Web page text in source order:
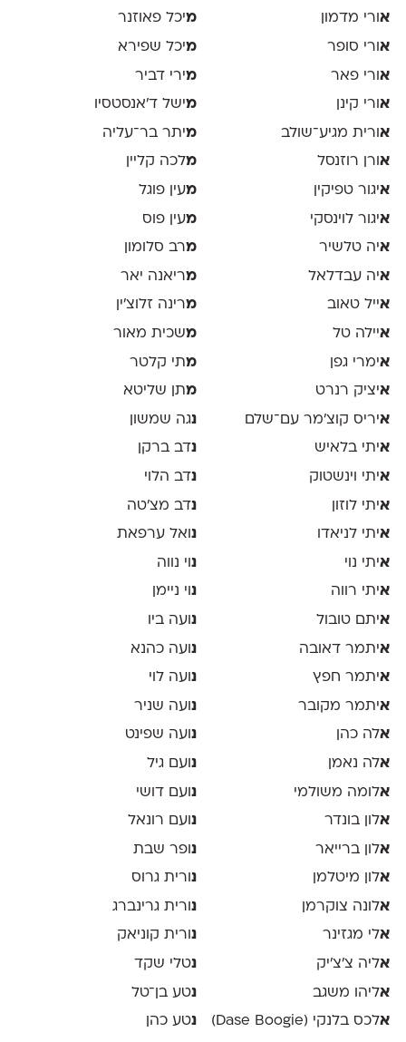
אורי מדמון
אורי סופר
אורי פאר
אורי קינן
אורית מגיע־שולב
אורן רוזנסל
איגור טפיקין
איגור לוינסקי
איה טלשיר
איה עבדלאל
אייל טאוב
איילה טל
אימרי גפן
איציק רנרט
איריס קוצ׳מר עם־שלם
איתי בלאיש
איתי וינשטוק
איתי לוזון
איתי לניאדו
איתי נוי
איתי רווה
איתם טובול
איתמר דאובה
איתמר חפץ
איתמר מקובר
אלה כהן
אלה נאמן
אלומה משולמי
אלון בונדר
אלון ברייאר
אלון מיטלמן
אלונה צוקרמן
אלי מגזינר
אליה צ׳צ׳יק
אליהו משגב
אלכס בלנקי (Dase Boogie)
מיכל פאוזנר
מיכל שפירא
מירי דביר
מישל ד׳אנסטסיו
מיתר בר־עליה
מלכה קליין
מעין פוגל
מעין פוס
מרב סלומון
מריאנה יאר
מרינה זלוצ׳ין
משכית מאור
מתי קלטר
מתן שליטא
נגה שמשון
נדב ברקן
נדב הלוי
נדב מצ׳טה
נ ואל ערפאת
נ וי נווה
נוי ניימן
נ ועה ביו
נועה כהנא
נ ועה לוי
נ ועה שניר
נועה שפינט
נ ועם גיל
נועם דושי
נ ועם רונאל
נ ופר שבת
נורית גרוס
נ ורית גרינברג
נורית קוניאק
נטלי שקד
נטע בן־טל
נטע כהן